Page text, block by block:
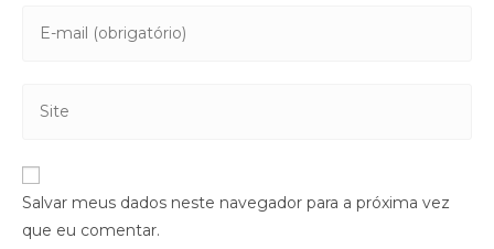
Salvar meus dados neste navegador para a próxima vez
que eu comentar.